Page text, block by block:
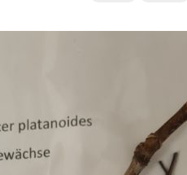
Eibe
Fichte